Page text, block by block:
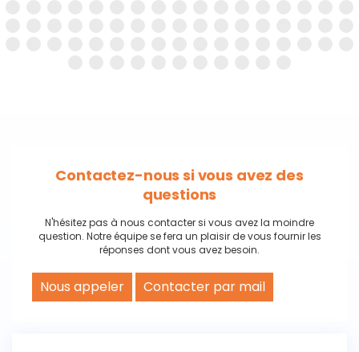
Contactez-nous si vous avez des
questions
N'hésitez pas à nous contacter si vous avez la moindre
question. Notre équipe se fera un plaisir de vous fournir les
réponses dont vous avez besoin.
Nous appeler Contacter par mail